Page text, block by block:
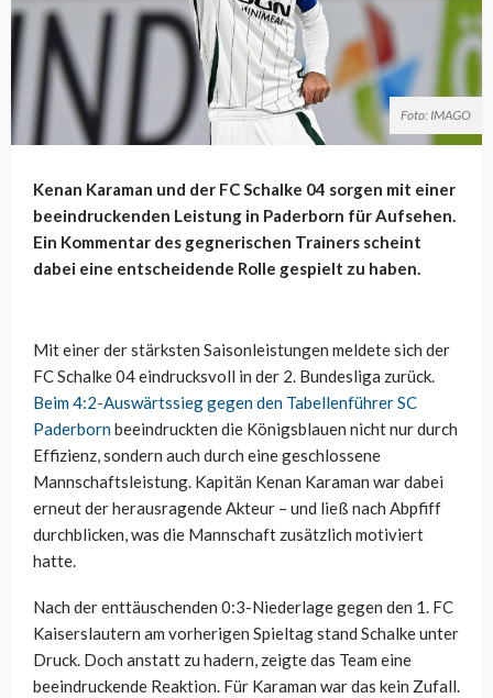
Foto: IMAGO
Kenan Karaman und der FC Schalke 04 sorgen mit einer
beeindruckenden Leistung in Paderborn für Aufsehen.
Ein Kommentar des gegnerischen Trainers scheint
dabei eine entscheidende Rolle gespielt zu haben.
Mit einer der stärksten Saisonleistungen meldete sich der
FC Schalke 04 eindrucksvoll in der 2. Bundesliga zurück.
Beim 4:2-Auswärtssieg gegen den Tabellenführer SC
Paderbornbeeindruckten die Königsblauen nicht nur durch
Effizienz, sondern auch durch eine geschlossene
Mannschaftsleistung. Kapitän Kenan Karaman war dabei
erneut der herausragende Akteur – und ließ nach Abpfiff
durchblicken, was die Mannschaft zusätzlich motiviert
hatte.
Nach der enttäuschenden 0:3-Niederlage gegen den 1. FC
Kaiserslautern am vorherigen Spieltag stand Schalke unter
Druck. Doch anstatt zu hadern, zeigte das Team eine
beeindruckende Reaktion. Für Karaman war das kein Zufall.